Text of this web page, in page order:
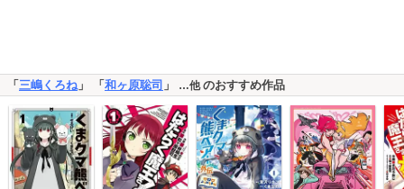
「 三嶋くろね」 「 和ヶ原聡司 」 …他のおすすめ作品